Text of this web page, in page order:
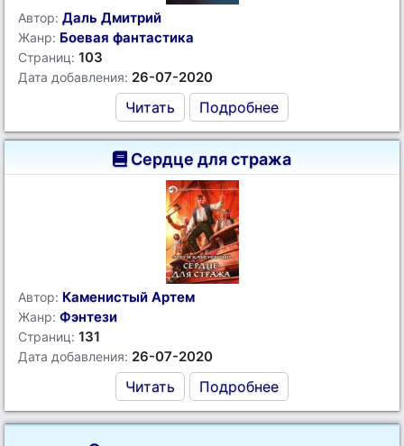
Автор: Даль Дмитрий
Жанр: Боевая фантастика
Страниц: 103
Дата добавления: 26-07-2020
Читать Подробнее
Сердце для стража
Автор: Каменистый Артем
Жанр: Фэнтези
Страниц: 131
Дата добавления: 26-07-2020
Читать Подробнее